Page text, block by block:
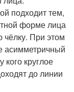
подходит тем,
форме лица
При этом
асимметричный
круглое
до линии